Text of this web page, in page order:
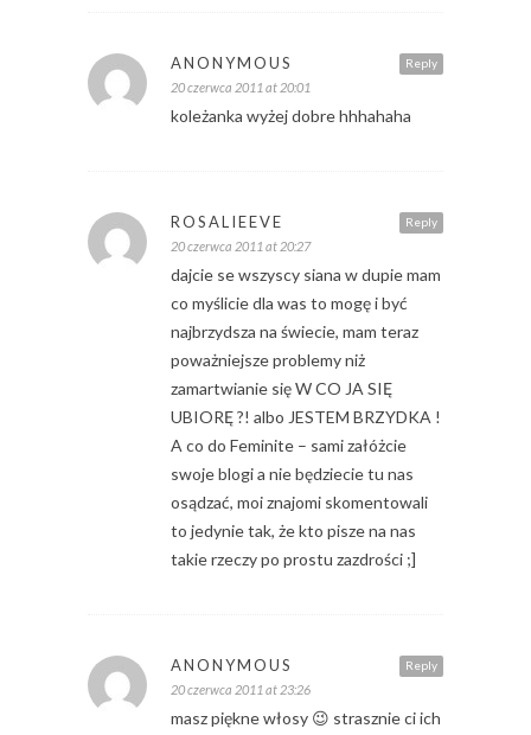
Reply
ANONYMOUS
20 czerwca 2011 at 20:01
koleżanka wyżej dobre hhhahaha
Reply
ROSALIEEVE
20 czerwca 2011 at 20:27
dajcie se wszyscy siana w dupie mam
co myślicie dla was to mogę i być
najbrzydsza na świecie, mam teraz
poważniejsze problemy niż
zamartwianie się W CO JA SIĘ
UBIORĘ ?! albo JESTEM BRZYDKA !
A co do Feminite – sami załóżcie
swoje blogi a nie będziecie tu nas
osądzać, moi znajomi skomentowali
to jedynie tak, że kto pisze na nas
takie rzeczy po prostu zazdrości ;]
Reply
ANONYMOUS
20 czerwca 2011 at 23:26
masz piękne włosy 😉 strasznie ci ich